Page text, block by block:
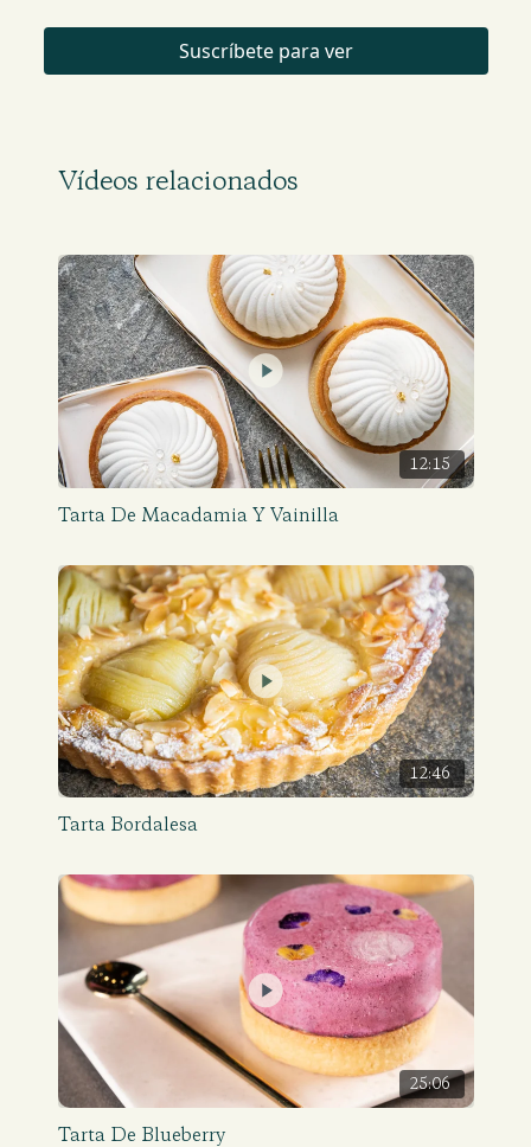
Suscríbete para ver
Vídeos relacionados
12:15
Tarta De Macadamia Y Vainilla
12:46
Tarta Bordalesa
25:06
Tarta De Blueberry